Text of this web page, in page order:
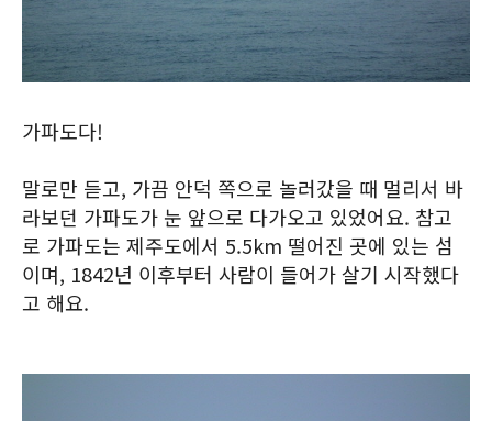
가파도다!
말로만 듣고, 가끔 안덕 쪽으로 놀러갔을 때 멀리서 바
라보던 가파도가 눈 앞으로 다가오고 있었어요. 참고
로 가파도는 제주도에서 5.5km 떨어진 곳에 있는 섬
이며, 1842년 이후부터 사람이 들어가 살기 시작했다
고 해요.